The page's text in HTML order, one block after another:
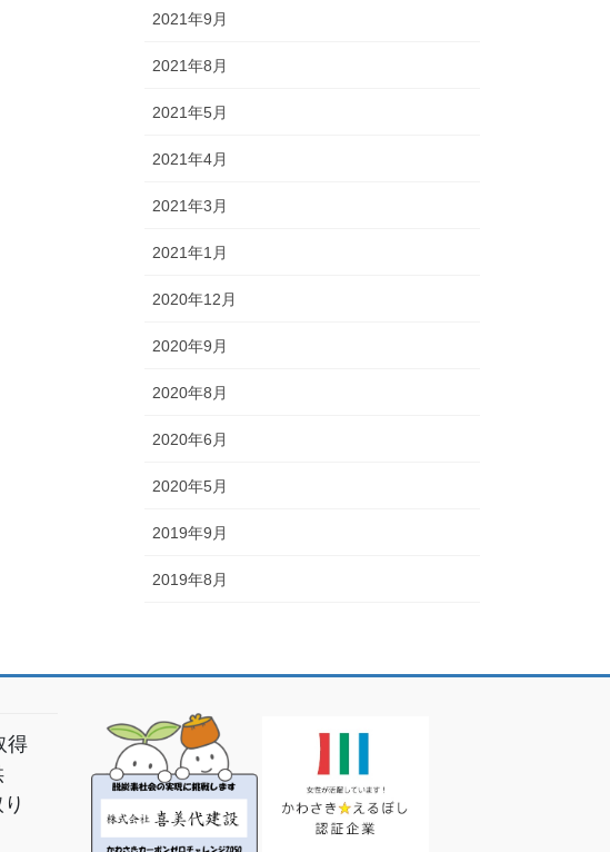
2021年9月
2021年8月
2021年5月
2021年4月
2021年3月
2021年1月
2020年12月
2020年9月
2020年8月
2020年6月
2020年5月
2019年9月
2019年8月
得